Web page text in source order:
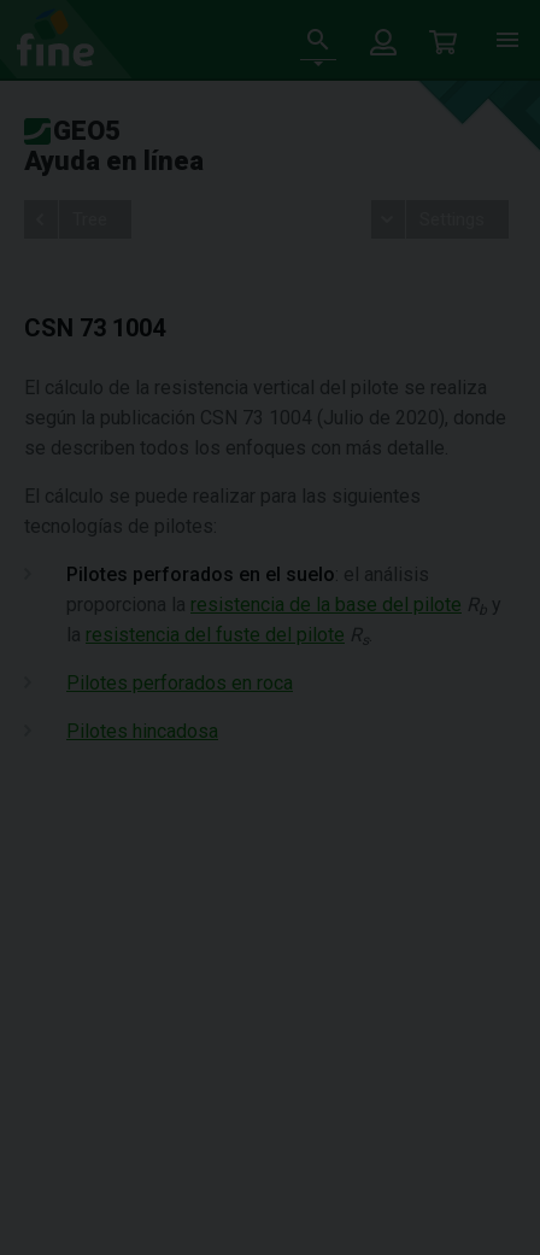
GEO5
Ayuda en línea
CSN 73 1004
El cálculo de la resistencia vertical del pilote se realiza
según la publicación CSN 73 1004 (Julio de 2020), donde
se describen todos los enfoques con más detalle.
El cálculo se puede realizar para las siguientes
tecnologías de pilotes:
Pilotes perforados en el suelo : el análisis
proporciona la resistencia de la base del pilote Rb y
la resistencia del fuste del pilote Rs
Pilotes perforados en roca
Pilotes hincadosa